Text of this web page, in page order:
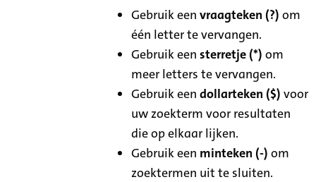
Gebruik eenvraagteken (?) om
één letter te vervangen.
Gebruik eensterretje (*) om
meer letters te vervangen.
Gebruik eendollarteken ($) voor
uw zoekterm voor resultaten
die op elkaar lijken.
Gebruik een minteken (-) om
zoektermen uit te sluiten.